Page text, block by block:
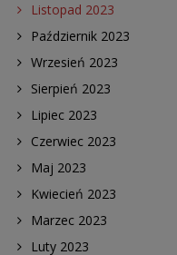
Listopad 2023
Październik 2023
Wrzesień 2023
Sierpień 2023
Lipiec 2023
Czerwiec 2023
Maj 2023
Kwiecień 2023
Marzec 2023
Luty 2023